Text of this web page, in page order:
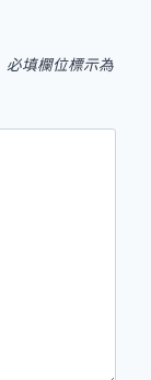
必填欄位標示為